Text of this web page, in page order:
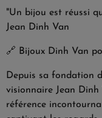
"Un bijou est réussi
Jean Dinh Van
🔗 Bijoux Dinh Van
Depuis sa fondation
visionnaire Jean
référence